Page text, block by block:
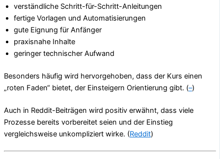
verständliche Schritt-für-Schritt-Anleitungen
fertige Vorlagen und Automatisierungen
gute Eignung für Anfänger
praxisnahe Inhalte
geringer technischer Aufwand
Besonders häufig wird hervorgehoben, dass der Kurs einen
„roten Faden“ bietet, der Einsteigern Orientierung gibt. (–)
Auch in Reddit-Beiträgen wird positiv erwähnt, dass viele
Prozesse bereits vorbereitet seien und der Einstieg
vergleichsweise unkompliziert wirke. (Reddit)